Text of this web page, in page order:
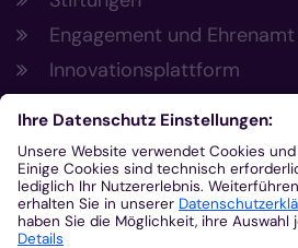
Engagement und Ehrenamt
Innovationsplattform
Aus der Plattform
Nachrichten
Veranstaltungen